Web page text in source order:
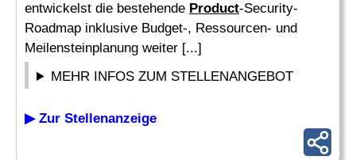
entwickelst die bestehende Product-Security-
Roadmap inklusive Budget-, Ressourcen- und
Meilensteinplanung weiter [...]
MEHR INFOS ZUM STELLENANGEBOT
▶ Zur Stellenanzeige